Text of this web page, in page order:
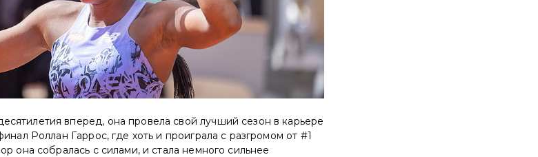
вперед, она провела свой лучший сезон в карьере
Роллан Гаррос, где хоть и проиграла с разгромом от #1
она собралась с силами, и стала немного сильнее